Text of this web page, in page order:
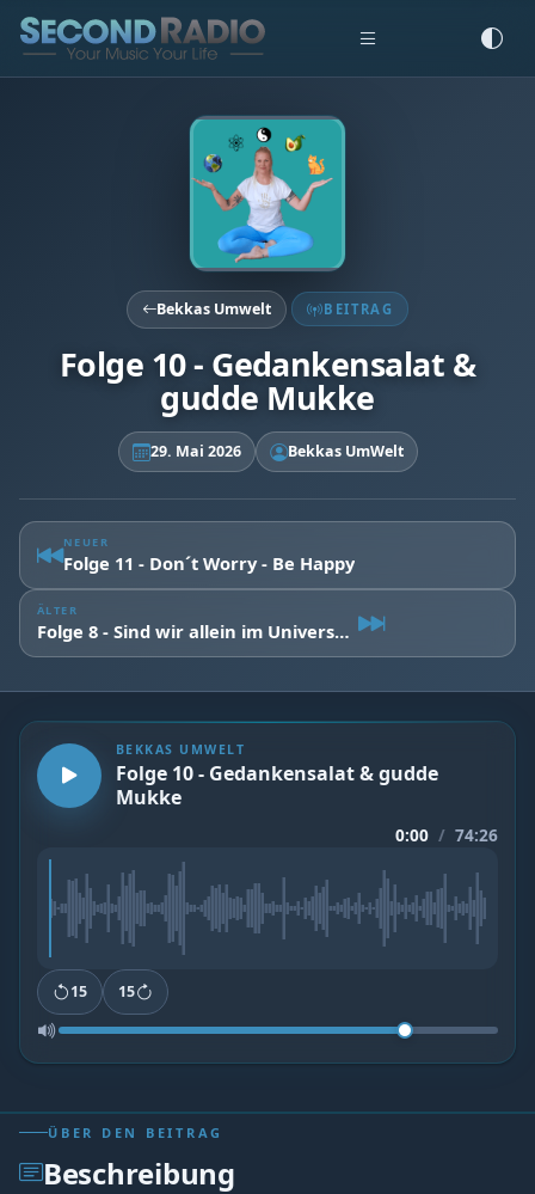
Bekkas Umwelt BEITRAG
Folge 10 - Gedankensalat &
gudde Mukke
29. Mai 2026 Bekkas UmWelt
NEUER
Folge 11 - Don´t Worry - Be Happy
ÄLTER
Folge 8 - Sind wir allein im Universum?
BEKKAS UMWELT
Folge 10 - Gedankensalat & gudde
Mukke
0:00 / 74:26
15 15
ÜBER DEN BEITRAG
Beschreibung